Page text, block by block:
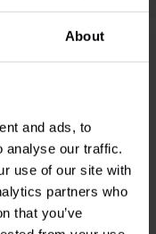
About
and ads, to
analyse our traffic.
use of our site with
partners who
that you’ve
producto?
en contactar